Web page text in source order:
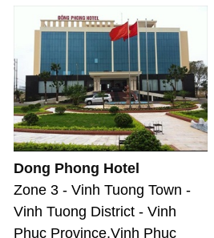
Dong Phong Hotel
Zone 3 - Vinh Tuong Town -
Vinh Tuong District - Vinh
Phuc Province,Vinh Phuc